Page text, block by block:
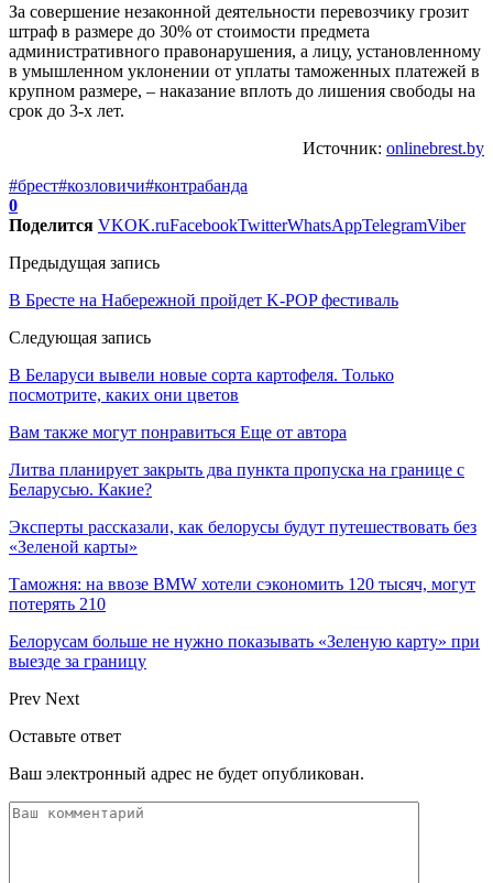
За совершение незаконной деятельности перевозчику грозит
штраф в размере до 30% от стоимости предмета
административного правонарушения, а лицу, установленному
в умышленном уклонении от уплаты таможенных платежей в
крупном размере, – наказание вплоть до лишения свободы на
срок до 3-х лет.
Источник: onlinebrest.by
#брест#козловичи#контрабанда
0
Поделится VKOK.ruFacebookTwitterWhatsAppTelegramViber
Предыдущая запись
В Бресте на Набережной пройдет K-POP фестиваль
Следующая запись
В Беларуси вывели новые сорта картофеля. Только
посмотрите, каких они цветов
Вам также могут понравиться Еще от автора
Литва планирует закрыть два пункта пропуска на границе с
Беларусью. Какие?
Эксперты рассказали, как белорусы будут путешествовать без
«Зеленой карты»
Таможня: на ввозе BMW хотели сэкономить 120 тысяч, могут
потерять 210
Белорусам больше не нужно показывать «Зеленую карту» при
выезде за границу
Prev Next
Оставьте ответ
Ваш электронный адрес не будет опубликован.